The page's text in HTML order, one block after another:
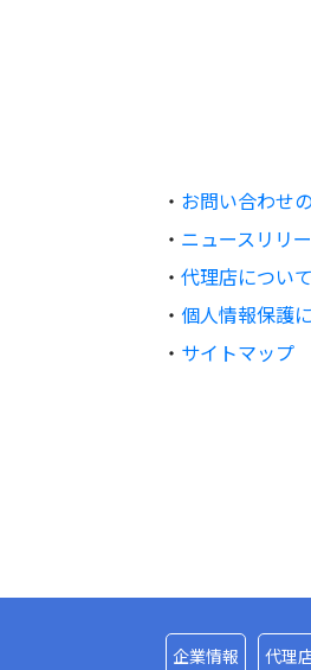
・ お問い合わせ
・ ニュースリリ
・ 代理店について
・ 個人情報保護
・ サイトマップ
企業情報 代理